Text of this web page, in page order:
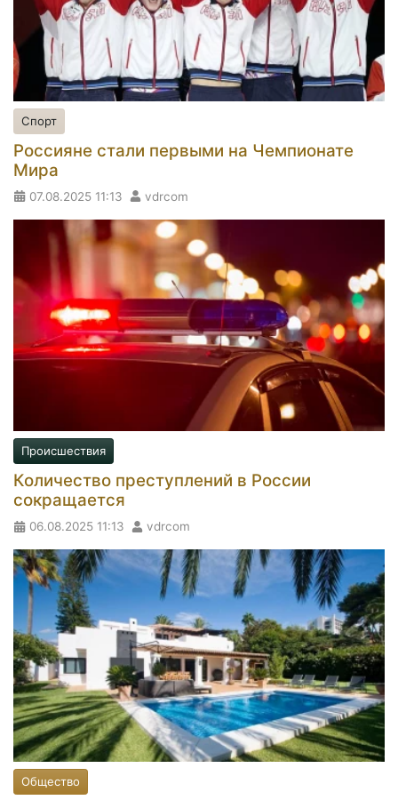
Спорт
Россияне стали первыми на Чемпионате
Мира
07.08.2025 11:13 vdrcom
Происшествия
Количество преступлений в России
сокращается
06.08.2025 11:13 vdrcom
Общество